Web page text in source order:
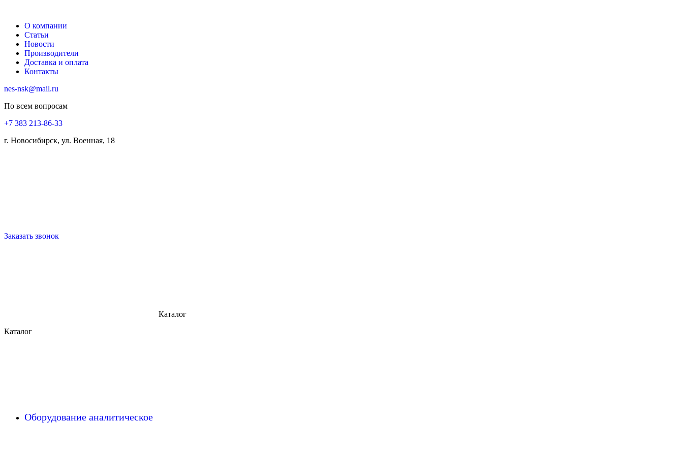
О компании
Статьи
Новости
Производители
Доставка и оплата
Контакты
nes-nsk@mail.ru
По всем вопросам
+7 383 213-86-33
г. Новосибирск, ул. Военная, 18
Заказать звонок
Каталог
Каталог
Оборудование аналитическое